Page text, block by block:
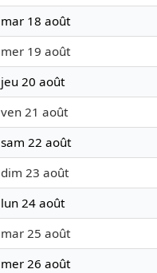
mar 18 août
mer 19 août
jeu 20 août
ven 21 août
sam 22 août
dim 23 août
lun 24 août
mar 25 août
mer 26 août